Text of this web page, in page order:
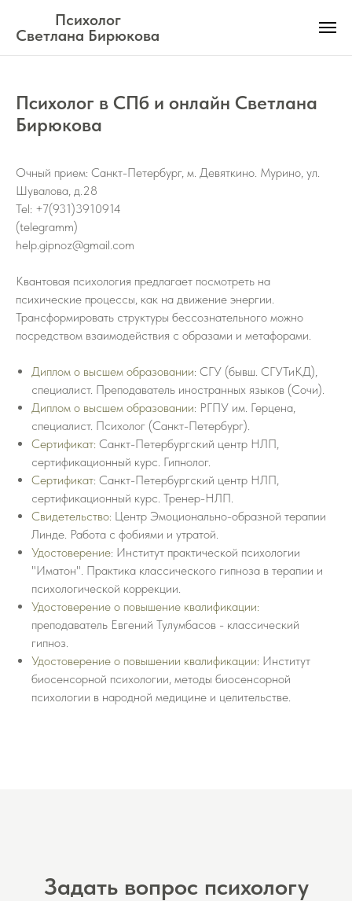
Психолог
Светлана Бирюкова
Психолог в СПб и онлайн Светлана
Бирюкова
Очный прием: Санкт-Петербург, м. Девяткино.​ Мурино, ул.
Шувалова, д.28
Tel: +7(931)3910914
(telegramm)
help.gipnoz@gmail.com
Квантовая психология предлагает посмотреть на
психические процессы, как на движение энергии.
Трансформировать структуры бессознательного можно
посредством взаимодействия с образами и метафорами.
Диплом о высшем образовании: CГУ (бывш. СГУТиКД),
специалист. Преподаватель иностранных языков (Сочи).
Диплом о высшем образовании: РГПУ им. Герцена,
специалист. Психолог (Санкт-Петербург).
Сертификат: Санкт-Петербургский центр НЛП,
сертификационный курс. Гипнолог.
Сертификат: Санкт-Петербургский центр НЛП,
сертификационный курс. Тренер-НЛП.
Свидетельство: Центр Эмоционально-образной терапии
Линде. Работа с фобиями и утратой.
Удостоверение: Институт практической психологии
"Иматон". Практика классического гипноза в терапии и
психологической коррекции.
Удостоверение о повышение квалификации:
преподаватель Евгений Тулумбасов - классический
гипноз.
Удостоверение о повышении квалификации: Институт
биосенсорной психологии, методы биосенсорной
психологии в народной медицине и целительстве.
Задать вопрос психологу